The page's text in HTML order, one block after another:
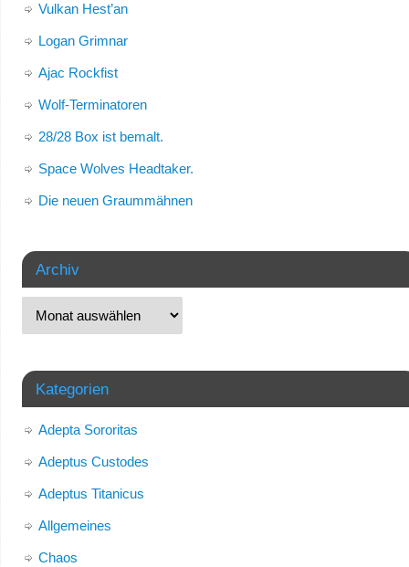
Vulkan Hest’an
Logan Grimnar
Ajac Rockfist
Wolf-Terminatoren
28/28 Box ist bemalt.
Space Wolves Headtaker.
Die neuen Graummähnen
Archiv
Kategorien
Adepta Sororitas
Adeptus Custodes
Adeptus Titanicus
Allgemeines
Chaos